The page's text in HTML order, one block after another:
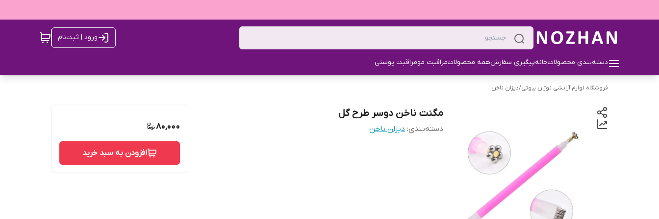
ورود | ثبت‌نام
دسته‌بندی محصولاتخانهپیگیری سفارشهمه محصولاتمراقبت مومراقبت پوستی
فروشگاه لوازم آرایشی نوژان بیوتی/دیزان ناخن
مگنت ناخن دوسر طرح گل
دسته‌بندی: دیزان ناخن 80,000
افزودن به سبد خرید